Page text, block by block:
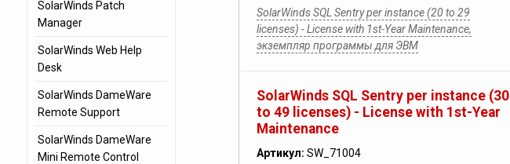
SolarWinds SQL Sentry per instance (20 to 29
licenses) - License with 1st-Year Maintenance,
экземпляр программы для ЭВМ
SolarWinds SQL Sentry per instance (30
to 49 licenses) - License with 1st-Year
Maintenance
Артикул: SW_71004
SolarWinds Patch
Manager
SolarWinds Web Help
Desk
SolarWinds DameWare
Remote Support
SolarWinds DameWare
Mini Remote Control